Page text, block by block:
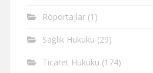
Röportajlar (1)
Sağlık Hukuku (29)
Ticaret Hukuku (174)